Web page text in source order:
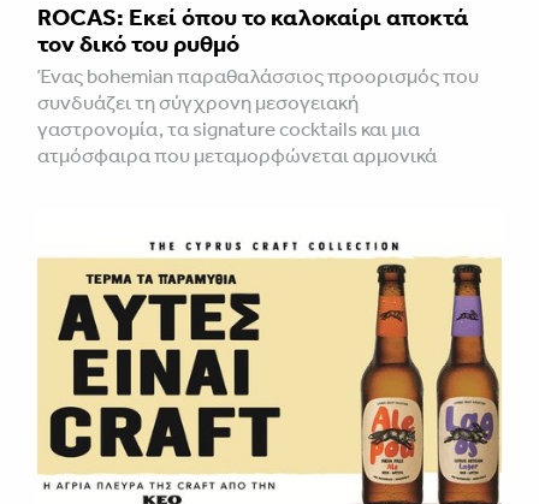
ROCAS: Εκεί όπου το καλοκαίρι αποκτά
τον δικό του ρυθμό
Ένας bohemian παραθαλάσσιος προορισμός που
συνδυάζει τη σύγχρονη μεσογειακή
γαστρονομία, τα signature cocktails και μια
ατμόσφαιρα που μεταμορφώνεται αρμονικά